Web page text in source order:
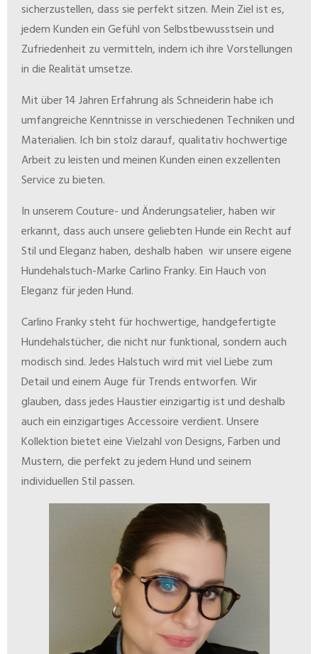
sicherzustellen, dass sie perfekt sitzen. Mein Ziel ist es,
jedem Kunden ein Gefühl von Selbstbewusstsein und
Zufriedenheit zu vermitteln, indem ich ihre Vorstellungen
in die Realität umsetze.
Mit über 14 Jahren Erfahrung als Schneiderin habe ich
umfangreiche Kenntnisse in verschiedenen Techniken und
Materialien. Ich bin stolz darauf, qualitativ hochwertige
Arbeit zu leisten und meinen Kunden einen exzellenten
Service zu bieten.
In unserem Couture- und Änderungsatelier, haben wir
erkannt, dass auch unsere geliebten Hunde ein Recht auf
Stil und Eleganz haben, deshalb haben wir unsere eigene
Hundehalstuch-Marke Carlino Franky. Ein Hauch von
Eleganz für jeden Hund.
Carlino Franky steht für hochwertige, handgefertigte
Hundehalstücher, die nicht nur funktional, sondern auch
modisch sind. Jedes Halstuch wird mit viel Liebe zum
Detail und einem Auge für Trends entworfen. Wir
glauben, dass jedes Haustier einzigartig ist und deshalb
auch ein einzigartiges Accessoire verdient. Unsere
Kollektion bietet eine Vielzahl von Designs, Farben und
Mustern, die perfekt zu jedem Hund und seinem
individuellen Stil passen.